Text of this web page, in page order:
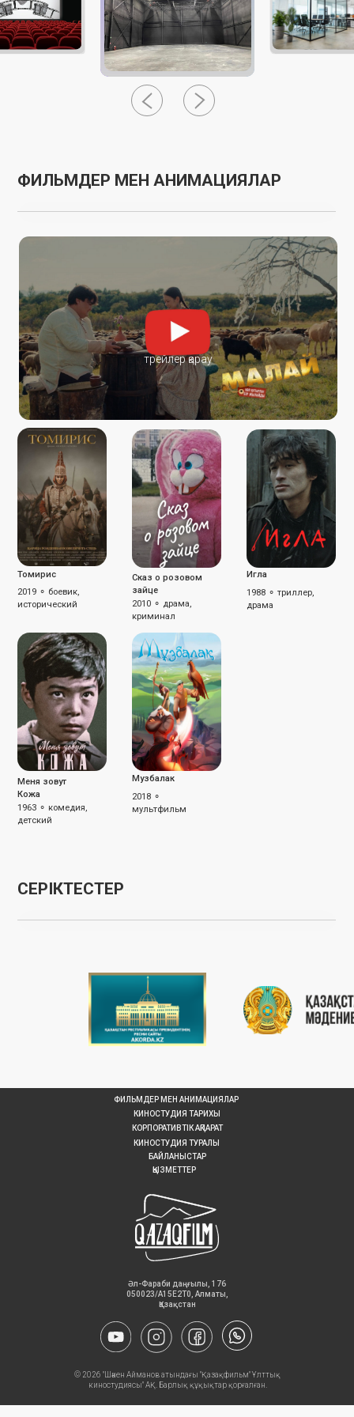
КОРПОРАТИВТІК АҚПАРАТ
КИНОСТУДИЯ ТУРАЛЫ
ҚЫЗМЕТТЕР
БАЙЛАНЫСТАР
ФИЛЬМДЕР МЕН АНИМАЦИЯЛАР
КИНОСТУДИЯ ТАРИХЫ
© 2026 "Шәкен Айманов атындағы "Қазақфильм" Ұлттық
киностудиясы" АҚ. Барлық құқықтар қорғалған.
Әл-Фараби даңғылы, 176
050023/A15E2T0, Алматы,
Қазақстан